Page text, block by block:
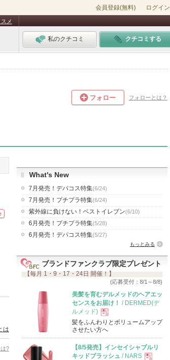
会員登録(無料) ログイン
メ
私のクチコミ クチコミする
フォロー フォローとは？
は
?
What's New
7月発売！デパコス特集(6/24)
7月発売！プチプラ特集(6/24)
紫外線に負けない！ベストイレブン(6/10)
6月発売！プチプラ特集(5/28)
6月発売！デパコス特集(5/27)
もっとみる
ブランドファンクラブ限定プレゼント
【毎月 1・9・17・24日 開催！】
(応募受付：8/1～8/8)
美髪を育むデルメッドのヘアエッ
センスをお届け！
/ DERMED(デ
ルメッド)
現
品
髪をふんわりとボリュームアップ
させたい方へ
【8/5発売】インセイシャブルリ
キッドブラッシュ / NARS